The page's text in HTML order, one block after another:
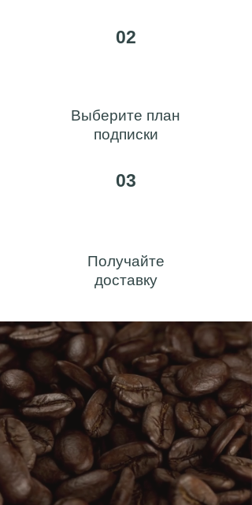
02
Выберите план
подписки
03
Получайте
доставку